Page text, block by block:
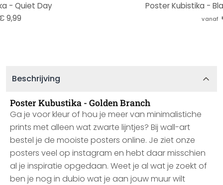
- Quiet Day
9,99
Poster Kubistika -
vanaf
Beschrijving
Poster Kubustika - Golden Branch
Ga je voor kleur of hou je meer van minimalistiche
prints met alleen wat zwarte lijntjes? Bij wall-art
bestel je de mooiste posters online. Je ziet onze
posters veel op instagram en hebt daar misschien
al je inspiratie opgedaan. Weet je al wat je zoekt of
ben je nog in dubio wat je aan jouw muur wilt